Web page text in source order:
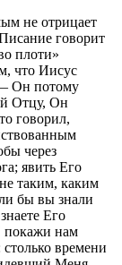
не отрицает
говорит
плоти»
что Иисус
Он потому
Отцу, Он
говорил,
через
явить Его
таким, каким
бы вы знали
Его
покажи нам
времени